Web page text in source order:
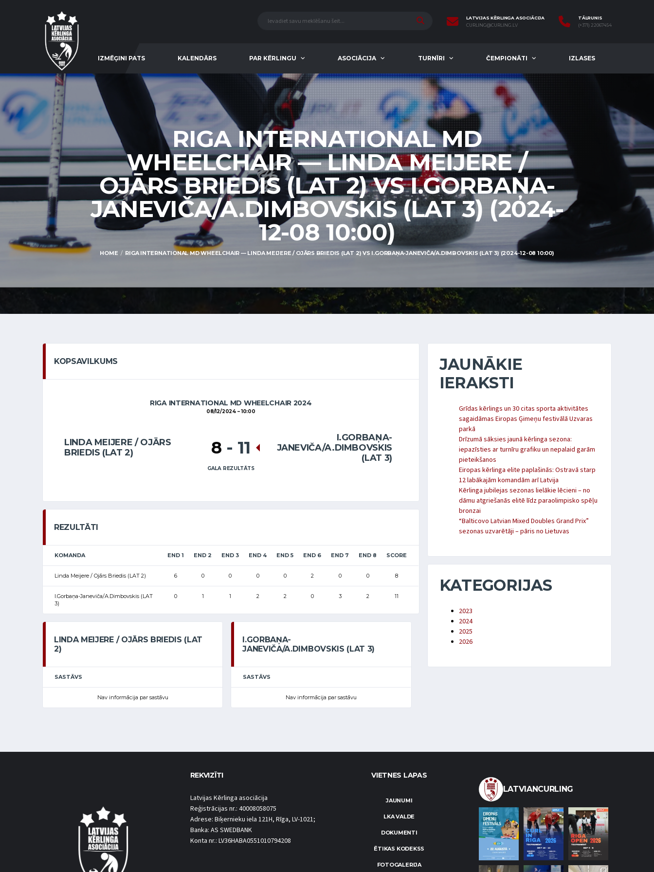
LATVIJAS KĒRLINGA ASOCIĀCIJA
CURLING@CURLING.LV
TĀLRUNIS
(+371) 22067454
IZMĒĢINI PATS KALENDĀRS PAR KĒRLINGU ASOCIĀCIJA TURNĪRI ČEMPIONĀTI IZLASES
RIGA INTERNATIONAL MD
WHEELCHAIR — LINDA MEIJERE /
OJĀRS BRIEDIS (LAT 2) VS I.GORBAŅA-
JANEVIČA/A.DIMBOVSKIS (LAT 3) (2024-
12-08 10:00)
HOME RIGA INTERNATIONAL MD WHEELCHAIR — LINDA MEIJERE / OJĀRS BRIEDIS (LAT 2) VS I.GORBAŅA-JANEVIČA/A.DIMBOVSKIS (LAT 3) (2024-12-08 10:00)
KOPSAVILKUMS
RIGA INTERNATIONAL MD WHEELCHAIR 2024
08/12/2024 10:00
LINDA MEIJERE / OJĀRS
BRIEDIS (LAT 2)
I.GORBAŅA-
JANEVIČA/A.DIMBOVSKIS
(LAT 3)
8 - 11
GALA REZULTĀTS
REZULTĀTI
KOMANDA END 1 END 2 END 3 END 4 END 5 END 6 END 7 END 8 SCORE
Linda Meijere / Ojārs Briedis (LAT 2) 6 0 0 0 0 2 0 0 8
I.Gorbaņa-Janeviča/A.Dimbovskis (LAT
3)
0 1 1 2 2 0 3 2 11
LINDA MEIJERE / OJĀRS BRIEDIS (LAT
2)
SASTĀVS
Nav informācija par sastāvu
I.GORBAŅA-
JANEVIČA/A.DIMBOVSKIS (LAT 3)
SASTĀVS
Nav informācija par sastāvu
JAUNĀKIE
IERAKSTI
Grīdas kērlings un 30 citas sporta aktivitātes
sagaidāmas Eiropas Ģimeņu festivālā Uzvaras
parkā
Drīzumā sāksies jaunā kērlinga sezona:
iepazīsties ar turnīru grafiku un nepalaid garām
pieteikšanos
Eiropas kērlinga elite paplašinās: Ostravā starp
12 labākajām komandām arī Latvija
Kērlinga jubilejas sezonas lielākie lēcieni – no
dāmu atgriešanās elitē līdz paraolimpisko spēļu
bronzai
“Balticovo Latvian Mixed Doubles Grand Prix”
sezonas uzvarētāji – pāris no Lietuvas
KATEGORIJAS
2023
2024
2025
2026
REKVIZĪTI
Latvijas Kērlinga asociācija
Reģistrācijas nr.: 40008058075
Adrese: Biķernieku iela 121H, Rīga, LV-1021;
Banka: AS SWEDBANK
Konta nr.: LV36HABA0551010794208
VIETNES LAPAS
JAUNUMI
LKA VALDE
DOKUMENTI
ĒTIKAS KODEKSS
FOTOGALERIJA
LATVIANCURLING